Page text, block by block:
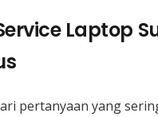
Laptop
pertanyaan yang